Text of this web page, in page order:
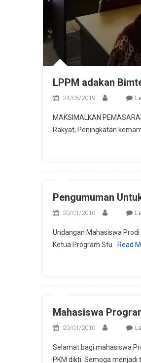
LPPM adakan
24/05/2019
MAKSIMALKAN
Rakyat, Peningkatan
Pengumuman
20/01/2010
Undangan Mahasiswa
Ketua Program Stu
Read
Mahasiswa
20/01/2010
Selamat bagi mahasiswa
PKM dikti. Semoga menjadi